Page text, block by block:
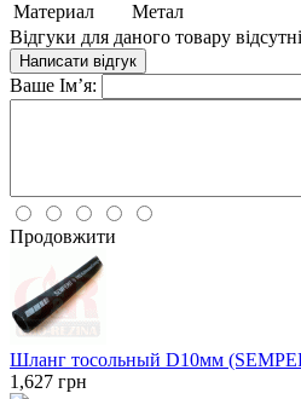
Материал
Метал
Відгуки для даного товару відсутні
Написати відгук
Ваше Ім’я:
Продовжити
Шланг тосольный D10мм
1,627 грн